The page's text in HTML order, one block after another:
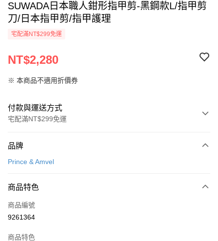
SUWADA日本職人鉗形指甲剪-黑鋼款L/指甲剪
刀/日本指甲剪/指甲護理
宅配滿NT$299免運
NT$2,280
※ 本商品不適用折價券
付款與運送方式
宅配滿NT$299免運
信用卡一次付款
Apple Pay
悠遊付
品牌
Prince & Amvel
商品特色
商品編號
9261364
商品特色